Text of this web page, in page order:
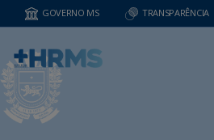
GOVERNO MS TRANSPARÊNCIA